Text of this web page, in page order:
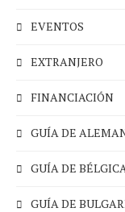
EVENTOS
EXTRANJERO
FINANCIACIÓN
GUÍA DE
GUÍA DE
GUÍA DE